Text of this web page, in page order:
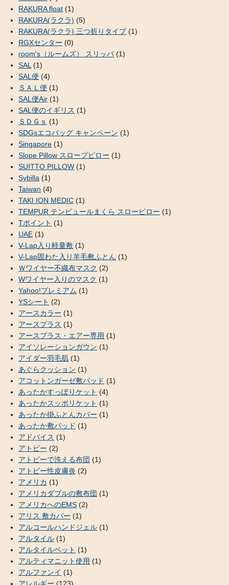
RAKURA float (1)
RAKURA(ラクラ) (5)
RAKURA(ラクラ) 三つ折りタイプ(1)
RGXセンター (0)
room's（ルームズ） スリッパ (1)
SAL (1)
SAL便 (4)
ＳＡＬ便 (1)
SAL便Air (1)
SAL便のイギリス (1)
ＳＤＧｓ (1)
SDGsエコバッグ キャンペーン (1)
Singapore (1)
Slope Pillow スロープピロー (1)
SUITTO PILLOW (1)
Sybilla (1)
Taiwan (4)
TAKI ION MEDIC (1)
TEMPUR テンピュールまくら スローピロー (1)
Tポイント (1)
UAE (1)
V-Lap入り軽量敷 (1)
V-Lap固わた入り羊毛敷ふとん (1)
Ｗワイヤー不織布マスク (2)
Wワイヤー入りのマスク (1)
Yahoo!プレミアム (1)
YSシート (2)
アースカラー (1)
アースプラス (1)
アースプラス・エアー専用 (1)
アイソレーションガウン (1)
アイダー羽毛肌 (1)
あぐらクッション (1)
アコットンガーゼ敷パッド (1)
あったかすっぽりケット (4)
あったかスッポリケット (1)
あったか掛ふとんカバー (1)
あったか敷パッド (1)
アドバイス (1)
アトピー (2)
アトピーで洗える布団 (1)
アトピー性皮膚炎 (2)
アメリカ (1)
アメリカダブルの敷布団 (1)
アメリカへのEMS (2)
アリス 敷カバー (1)
アルコールハンドジェル (1)
アルタイル (1)
アルタイルベット (1)
アルティマニット使用 (1)
アルファンイ (1)